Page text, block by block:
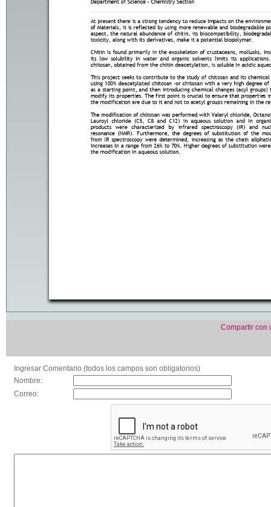
Compartir con
Ingresar Comentario (todos los campos son obligatorios)
Nombre:
Correo: